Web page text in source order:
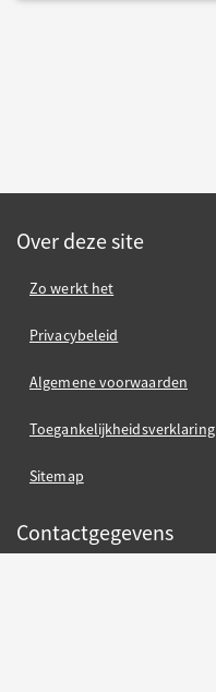
Over deze site
Zo werkt het
Privacybeleid
Algemene voorwaarden
Toegankelijkheidsverklaring
Sitemap
Contactgegevens